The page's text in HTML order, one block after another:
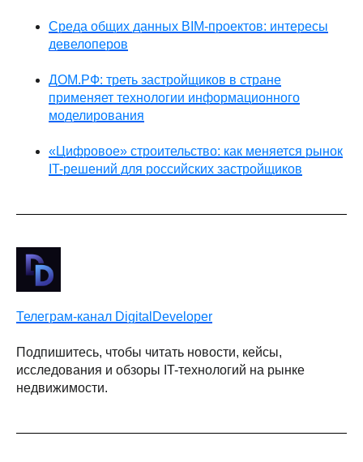
Среда общих данных BIM-проектов: интересы
девелоперов
ДОМ.РФ: треть застройщиков в стране
применяет технологии информационного
моделирования
«Цифровое» строительство: как меняется рынок
IT-решений для российских застройщиков
Телеграм-канал DigitalDeveloper
Подпишитесь, чтобы читать новости, кейсы,
исследования и обзоры IT-технологий на рынке
недвижимости.